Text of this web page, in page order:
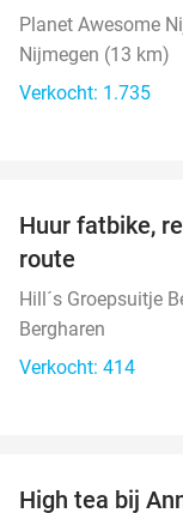
Planet Awesome
Nijmegen (13 km)
Verkocht: 1.735
Huur fatbike,
route
Hill´s Groepsuitje
Bergharen
Verkocht: 414
High tea bij